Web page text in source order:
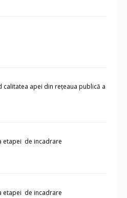
apei din rețeaua publică a
etapei de incadrare
etapei de incadrare